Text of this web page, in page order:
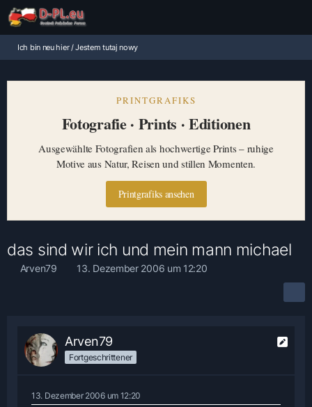
Ich bin neu hier / Jestem tutaj nowy
PRINTGRAFIKS
Fotografie · Prints · Editionen
Ausgewählte Fotografien als hochwertige Prints – ruhige
Motive aus Natur, Reisen und stillen Momenten.
Printgrafiks ansehen
das sind wir ich und mein mann michael
Arven79 13. Dezember 2006 um 12:20
Arven79
Fortgeschrittener
13. Dezember 2006 um 12:20